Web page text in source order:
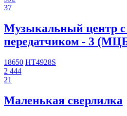
37
Музыкальный центр с
передатчиком - 3
18650 HT4928S
2 444
21
Маленькая сверлилка